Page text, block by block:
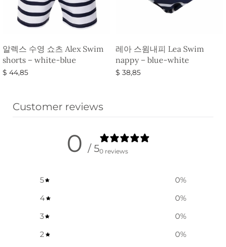
알렉스 수영 쇼츠 Alex Swim
shorts – white-blue
$ 44,85
레아 스윔내피 Lea Swim
nappy – blue-white
$ 38,85
Customer reviews
0 / 50 reviews
5 0%
4
0%
3
0%
2
0%